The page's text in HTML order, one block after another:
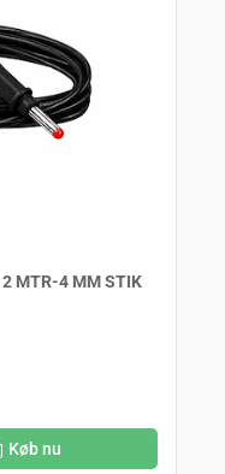
MTR-4 MM STIK
Køb nu